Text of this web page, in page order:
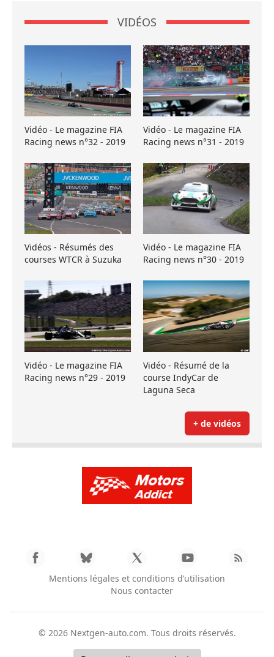
VIDÉOS
Vidéo - Le magazine FIA
Racing news n°32 - 2019
Vidéo - Le magazine FIA
Racing news n°31 - 2019
Vidéos - Résumés des
courses WTCR à Suzuka
Vidéo - Le magazine FIA
Racing news n°30 - 2019
Vidéo - Le magazine FIA
Racing news n°29 - 2019
Vidéo - Résumé de la
course IndyCar de
Laguna Seca
+ de vidéos
Mentions légales et conditions d’utilisation
Nous contacter
© 2026 Nextgen-auto.com. Tous droits réservés.